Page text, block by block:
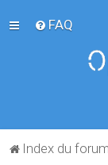
FAQ
Index du forum